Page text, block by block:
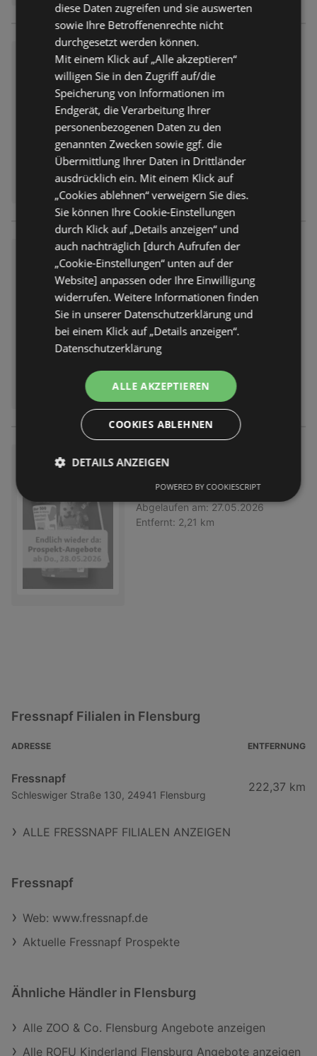
Fressnapf: bald neue Angebot
e!
Prospekt nicht mehr gültig
Abgelaufen am:
2,21 km
Fressnapf: Zeiten sind hart, N
äpfe bleiben voll.
Prospekt nicht mehr gültig
Abgelaufen am: 07.06.2026
Entfernt: 2,21 km
Fressnapf: bald neue Angebot
Prospekt nicht mehr gültig
Abgelaufen am: 27.05.2026
Entfernt: 2,21 km
Fressnapf Filialen in Flensburg
ADRESSE ENTFERNUNG
Fressnapf
Schleswiger Straße 130, 24941 Flensburg
222,37 km
ALLE FRESSNAPF FILIALEN ANZEIGEN
Fressnapf
Web: www.fressnapf.de
Aktuelle Fressnapf Prospekte
Ähnliche Händler in Flensburg
Alle ZOO & Co. Flensburg Angebote anzeigen
Alle ROFU Kinderland Flensburg Angebote anzeigen
diese Daten zugreifen und sie auswerten
sowie Ihre Betroffenenrechte nicht
durchgesetzt werden können.
Mit einem Klick auf „Alle akzeptieren“
willigen Sie in den Zugriff auf/die
Speicherung von Informationen im
Endgerät, die Verarbeitung Ihrer
personenbezogenen Daten zu den
genannten Zwecken sowie ggf. die
Übermittlung Ihrer Daten in Drittländer
ausdrücklich ein. Mit einem Klick auf
„Cookies ablehnen“ verweigern Sie dies.
Sie können Ihre Cookie-Einstellungen
durch Klick auf „Details anzeigen“ und
auch nachträglich [durch Aufrufen der
„Cookie-Einstellungen“ unten auf der
Website] anpassen oder Ihre Einwilligung
widerrufen. Weitere Informationen finden
Sie in unserer Datenschutzerklärung und
bei einem Klick auf „Details anzeigen“.
Datenschutzerklärung
ALLE AKZEPTIEREN
COOKIES ABLEHNEN
DETAILS ANZEIGEN
POWERED BY COOKIESCRIPT